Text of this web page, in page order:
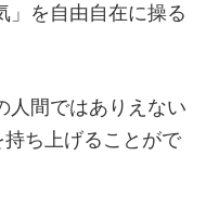
」を自由自在に操る
人間ではありえない
ち上げることがで